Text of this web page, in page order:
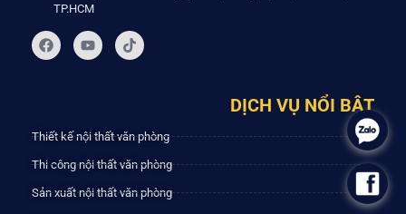
TP.HCM
DỊCH VỤ NỔI BẬT
Thiết kế nội thất văn phòng
Thi công nội thất văn phòng
Sản xuất nội thất văn phòng
.
.